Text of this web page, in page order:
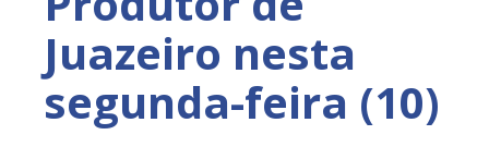
Juazeiro nesta
segunda-feira (10)